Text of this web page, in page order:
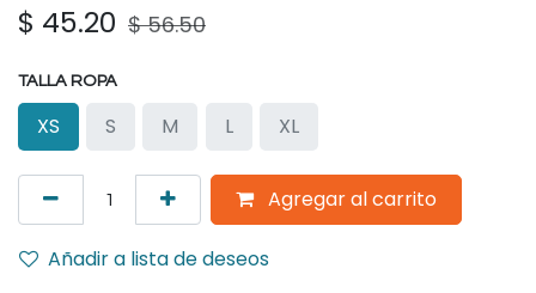
$ 45.20 $56.50
TALLA ROPA
XS S M L XL
Agregar al carrito
Añadir a lista de deseos